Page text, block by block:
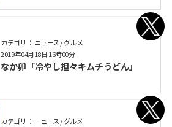
カテゴリ： ニュース / グルメ
なか卯「冷やし担々キムチうどん」
2019年04月18日 16時00分
カテゴリ： ニュース / グルメ